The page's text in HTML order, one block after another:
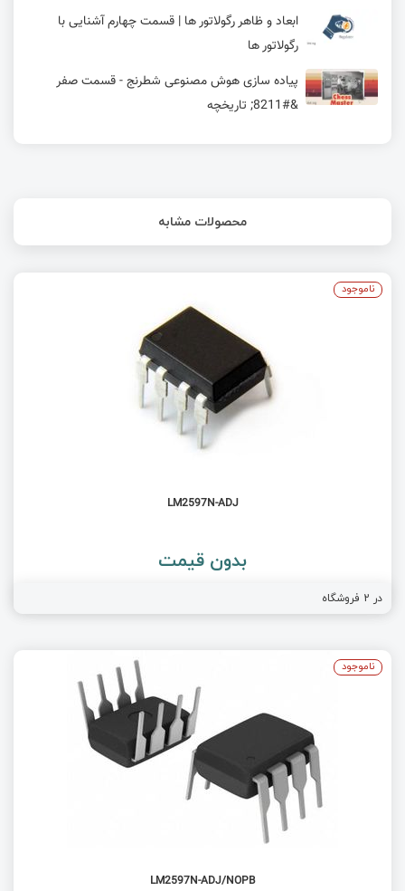
ابعاد و ظاهر رگولاتور ها | قسمت چهارم آشنایی با
رگولاتور ها
پیاده سازی هوش مصنوعی شطرنج - قسمت صفر
&#8211; تاریخچه
محصولات مشابه
LM2597N-ADJ
بدون قیمت
در 2 فروشگاه
ناموجود
LM2597N-ADJ/NOPB
ناموجود